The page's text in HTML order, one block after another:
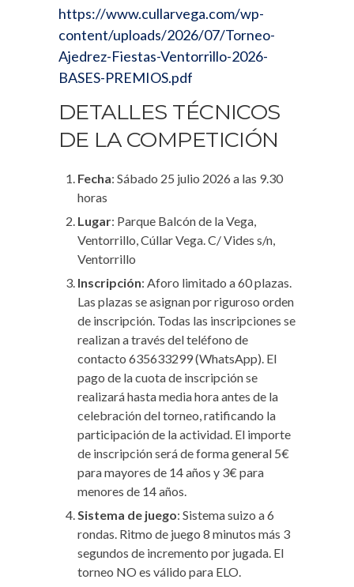
https://www.cullarvega.com/wp-
content/uploads/2026/07/Torneo-
Ajedrez-Fiestas-Ventorrillo-2026-
BASES-PREMIOS.pdf
DETALLES TÉCNICOS
DE LA COMPETICIÓN
Fecha: Sábado 25 julio 2026 a las 9.30
horas
Lugar: Parque Balcón de la Vega,
Ventorrillo, Cúllar Vega. C/ Vides s/n,
Ventorrillo
Inscripción: Aforo limitado a 60 plazas.
Las plazas se asignan por riguroso orden
de inscripción. Todas las inscripciones se
realizan a través del teléfono de
contacto 635633299 (WhatsApp). El
pago de la cuota de inscripción se
realizará hasta media hora antes de la
celebración del torneo, ratificando la
participación de la actividad. El importe
de inscripción será de forma general 5€
para mayores de 14 años y 3€ para
menores de 14 años.
Sistema de juego: Sistema suizo a 6
rondas. Ritmo de juego 8 minutos más 3
segundos de incremento por jugada. El
torneo NO es válido para ELO.